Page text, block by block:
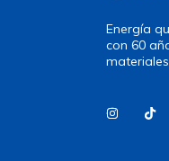
Energía
con 60